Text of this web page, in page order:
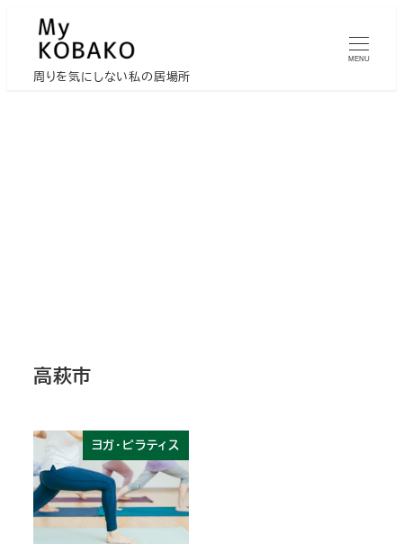
周りを気にしない私の居場所
MENU
高萩市
ヨガ・ピラティス